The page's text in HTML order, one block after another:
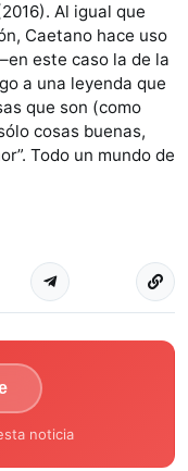
Al igual que
Caetano hace uso
este caso la de la
a una leyenda que
que son (como
cosas buenas,
Todo un mundo de
noticia